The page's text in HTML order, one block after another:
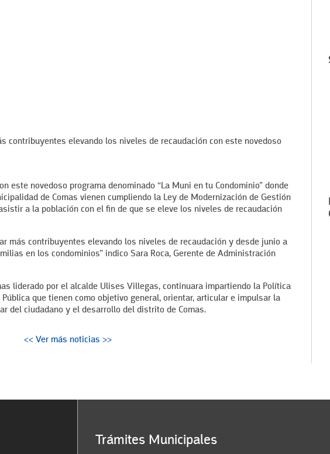
contribuyentes elevando los niveles de recaudación con este novedoso
este novedoso programa denominado “La Muni en tu Condominio” donde
de Comas vienen cumpliendo la Ley de Modernización de Gestión
a la población con el fin de que se eleve los niveles de recaudación
más contribuyentes elevando los niveles de recaudación y desde junio a
en los condominios” indico Sara Roca, Gerente de Administración
liderado por el alcalde Ulises Villegas, continuara impartiendo la Política
que tienen como objetivo general, orientar, articular e impulsar la
del ciudadano y el desarrollo del distrito de Comas.
<< Ver más noticias >>
Trámites Municipales